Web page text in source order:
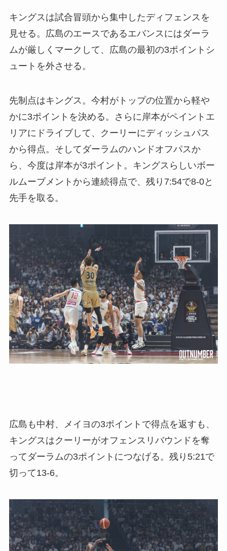
キングスは試合冒頭から集中したディフェンスを
見せる。広島のエースであるエバンスにはダーラ
ムが厳しくマークして、広島の最初の3ポイントシ
ュートを外させる。
先制点はキングス。今村がトップの位置から軽や
かに3ポイントを決める。さらに岸本がペイントエ
リアにドライブして、クーリーにディッシュパス
から得点。そしてダーラムのハンドオフパスか
ら、今度は岸本が3ポイント。キングスらしいボー
ルムーブメントから連続得点で、残り7:54で8-0と
先手を取る。
広島も中村、メイヨの3ポイントで得点を返すも、
キングスはクーリーがオフェンスリバウンドを奪
ってダーラムの3ポイントにつなげる。残り5:21で
切って13-6。